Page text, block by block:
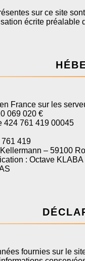
sur ce site
écrite préalable
France sur les
069 020 €
424 761 419 00045
761 419
– 59100
: Octave KLABA
fournies sur le